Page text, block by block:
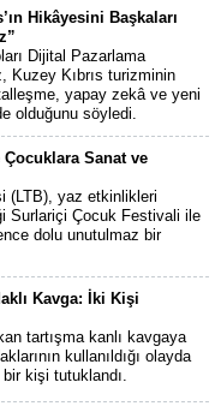
Hikâyesini Başkaları
Dijital Pazarlama
Kuzey Kıbrıs turizminin
yapay zekâ ve yeni
olduğunu söyledi.
Çocuklara Sanat ve
(LTB), yaz etkinlikleri
Surlariçi Çocuk Festivali ile
dolu unutulmaz bir
Kavga: İki Kişi
tartışma kanlı kavgaya
kullanıldığı olayda
kişi tutuklandı.